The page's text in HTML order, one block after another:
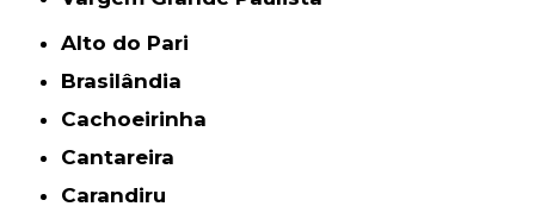
Alto do Pari
Brasilândia
Cachoeirinha
Cantareira
Carandiru